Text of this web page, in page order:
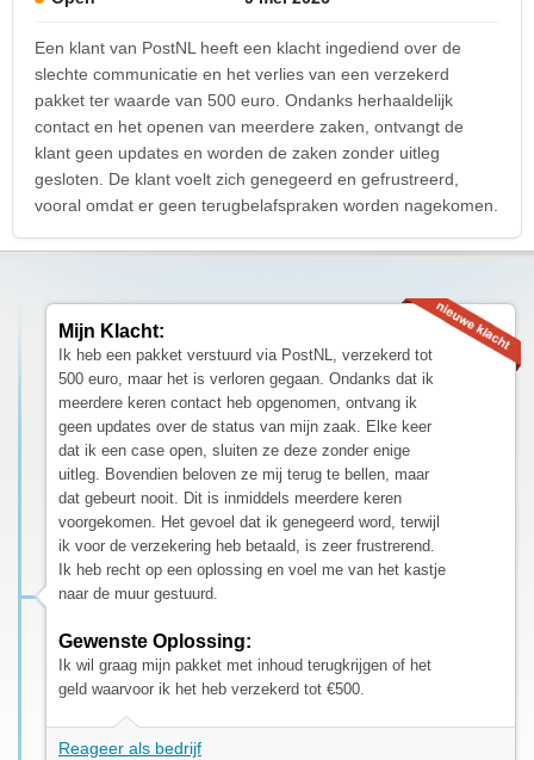
Een klant van PostNL heeft een klacht ingediend over de
slechte communicatie en het verlies van een verzekerd
pakket ter waarde van 500 euro. Ondanks herhaaldelijk
contact en het openen van meerdere zaken, ontvangt de
klant geen updates en worden de zaken zonder uitleg
gesloten. De klant voelt zich genegeerd en gefrustreerd,
vooral omdat er geen terugbelafspraken worden nagekomen.
Mijn Klacht:
Ik heb een pakket verstuurd via PostNL, verzekerd tot
500 euro, maar het is verloren gegaan. Ondanks dat ik
meerdere keren contact heb opgenomen, ontvang ik
geen updates over de status van mijn zaak. Elke keer
dat ik een case open, sluiten ze deze zonder enige
uitleg. Bovendien beloven ze mij terug te bellen, maar
dat gebeurt nooit. Dit is inmiddels meerdere keren
voorgekomen. Het gevoel dat ik genegeerd word, terwijl
ik voor de verzekering heb betaald, is zeer frustrerend.
Ik heb recht op een oplossing en voel me van het kastje
naar de muur gestuurd.
Gewenste Oplossing:
Ik wil graag mijn pakket met inhoud terugkrijgen of het
geld waarvoor ik het heb verzekerd tot €500.
Reageer als bedrijf